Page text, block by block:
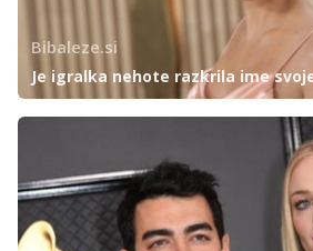
Bibaleze.si
Je igralka nehote razkrila ime